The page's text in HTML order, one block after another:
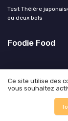
Test Théière
ou deux bols
Foodie Food
Ce site utilise des
vous souhaitez